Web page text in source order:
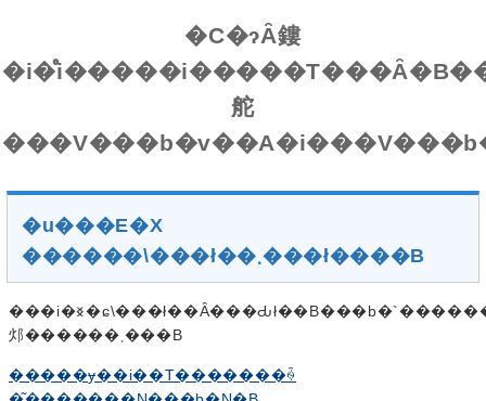
�C�ɂȂ鏤
舵
�u���E�X
������\���ł��܂���ł����B
���i�𐳏�ɕ\���ł��Ȃ���Ԃł��B���b�`�������x�̎��Ԃ�u���āA�y�[�W���ēǂݍ��݂���Ɛ���ɕ\������
邩������܂���B
�����ɏ��i��T�������ꍇ